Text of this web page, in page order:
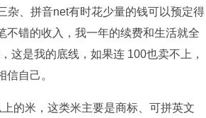
、拼音net有时花少量的钱可以预定得
不错的收入，我一年的续费和生活就全
这是我的底线，如果连 100也卖不上，
自己。
的米，这类米主要是商标、可拼英文